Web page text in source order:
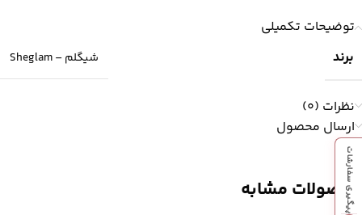
توضیحات تکمیلی
برند
شیگلم – Sheglam
نظرات (0)
ارسال محصول
محصولات مشابه
پیگیری سفارشات